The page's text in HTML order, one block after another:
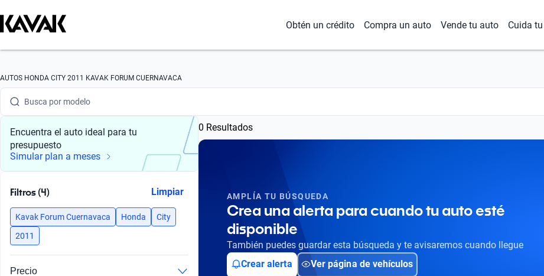
Obtén un crédito Compra un auto Vende tu auto Cuida
AUTOS HONDA CITY 2011 KAVAK FORUM CUERNAVACA
Busca por marca
Busca por modelo
Busca por versión
Busca por año
Busca por modelo
Busca por versión
Busca por año
Encuentra el auto ideal para tu
presupuesto
Simular plan a meses
Filtros (4) Limpiar
Kavak Forum Cuernavaca Honda
City
2011
Precio
0 Resultados
AMPLÍA TU BÚSQUEDA
Crea una alerta para cuando tu auto esté
disponible
También puedes guardar esta búsqueda y te avisaremos cuando llegue
Crear alerta
Ver página de vehículos